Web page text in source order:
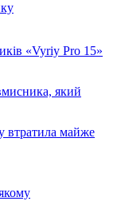
«Vyriy Pro 15»
який
втратила майже